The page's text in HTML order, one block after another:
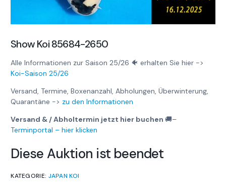
Show Koi 85684-2650
Alle Informationen zur Saison 25/26 🐠 erhalten Sie hier ->
Koi-Saison 25/26
Versand, Termine, Boxenanzahl, Abholungen, Überwinterung,
Quarantäne -> zu den Informationen
Versand & / Abholtermin jetzt hier buchen 🚚–
Terminportal – hier klicken
Diese Auktion ist beendet
KATEGORIE: JAPAN KOI